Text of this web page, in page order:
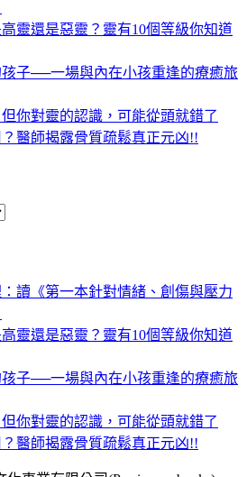
靈還是惡靈？靈有10個等級你知道
子──一場與內在小孩重逢的療癒旅
你對靈的認識，可能從頭就錯了
醫師揭露骨質疏鬆真正元凶!!
讀《第一本針對情緒、創傷與壓力
靈還是惡靈？靈有10個等級你知道
子──一場與內在小孩重逢的療癒旅
你對靈的認識，可能從頭就錯了
醫師揭露骨質疏鬆真正元凶!!